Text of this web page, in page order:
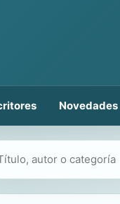
Novedades
libros